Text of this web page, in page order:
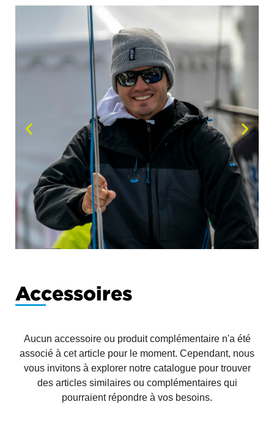
Accessoires
Aucun accessoire ou produit complémentaire n'a été
associé à cet article pour le moment. Cependant, nous
vous invitons à explorer notre catalogue pour trouver
des articles similaires ou complémentaires qui
pourraient répondre à vos besoins.